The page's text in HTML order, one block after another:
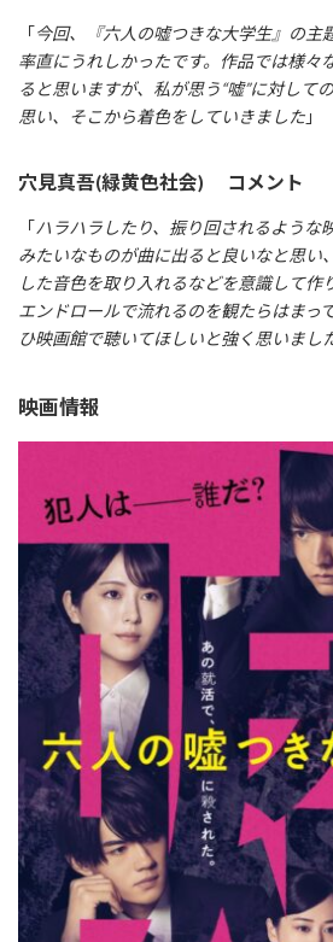
「今回、『六人の嘘つきな大学生』の主
率直にうれしかったです。作品では様々
ると思いますが、私が思う“嘘”に対して
思い、そこから着色をしていきました 」
穴見真吾(緑黄色社会) コメント
「ハラハラしたり、振り回されるような
みたいなものが曲に出ると良いなと思い
した音色を取り入れるなどを意識して作
エンドロールで流れるのを観たらはまっ
ひ映画館で聴いてほしいと強く思いまし
映画情報